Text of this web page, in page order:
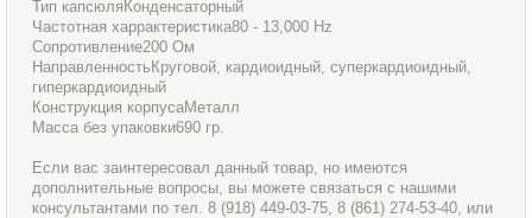
Тип капсюляКонденсаторный
Частотная харрактеристика80 - 13,000 Hz
Сопротивление200 Ом
НаправленностьКруговой, кардиоидный, суперкардиоидный,
гиперкардиоидный
Конструкция корпусаМеталл
Масса без упаковки690 гр.
Если вас заинтересовал данный товар, но имеются
дополнительные вопросы, вы можете связаться с нашими
консультантами по тел. 8 (918) 449-03-75, 8 (861) 274-53-40, или